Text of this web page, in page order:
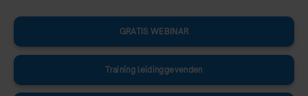
GRATIS WEBINAR
Training leidinggevenden